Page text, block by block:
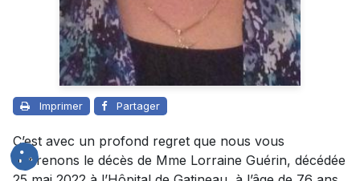
Imprimer Partager
C’est avec un profond regret que nous vous
apprenons le décès de Mme Lorraine Guérin, décédée